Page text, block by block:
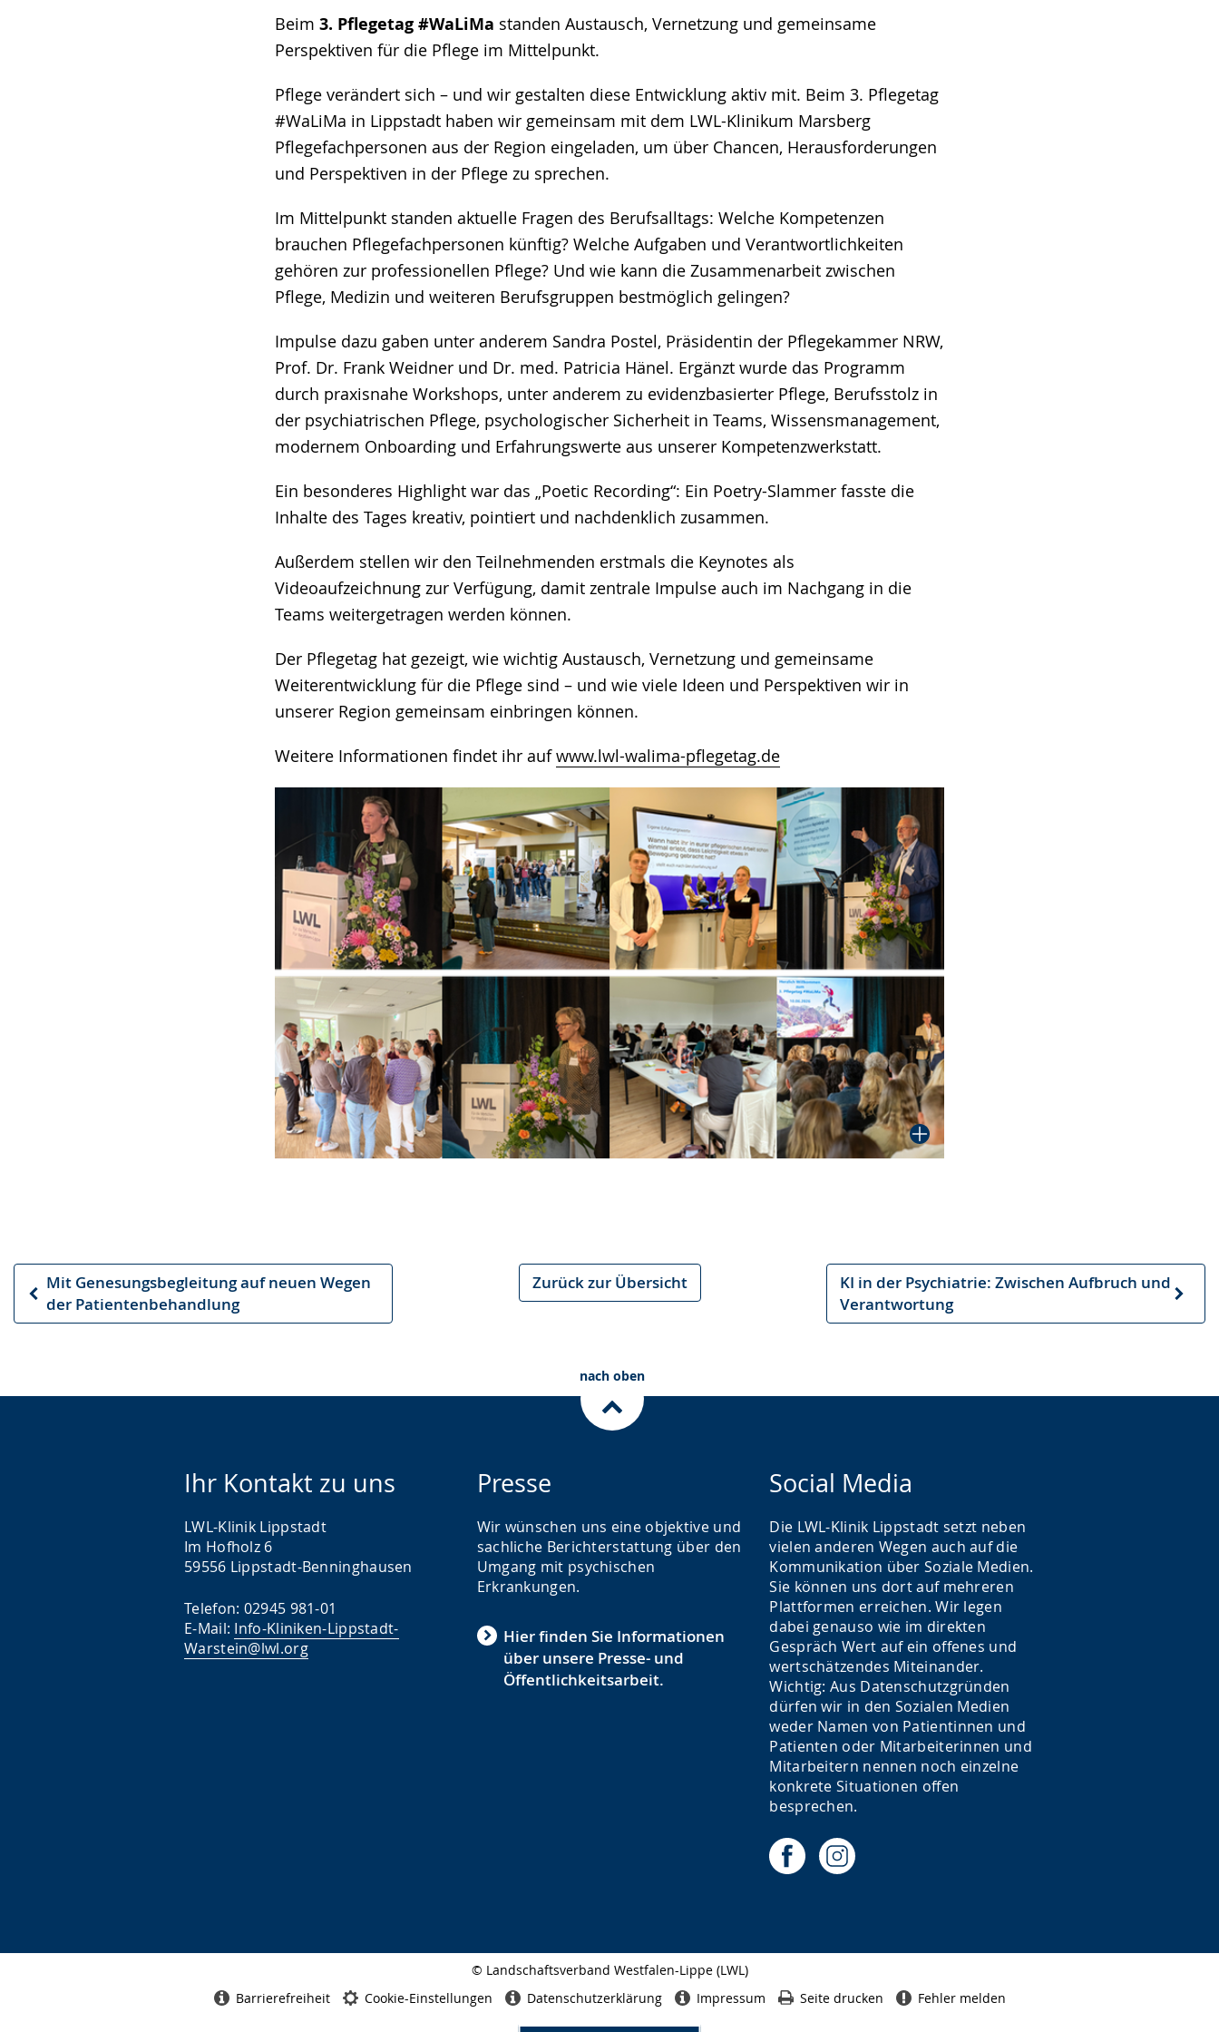
Beim 3. Pflegetag #WaLiMa standen Austausch, Vernetzung und gemeinsame
Perspektiven für die Pflege im Mittelpunkt.
Pflege verändert sich – und wir gestalten diese Entwicklung aktiv mit. Beim 3. Pflegetag
#WaLiMa in Lippstadt haben wir gemeinsam mit dem LWL-Klinikum Marsberg
Pflegefachpersonen aus der Region eingeladen, um über Chancen, Herausforderungen
und Perspektiven in der Pflege zu sprechen.
Im Mittelpunkt standen aktuelle Fragen des Berufsalltags: Welche Kompetenzen
brauchen Pflegefachpersonen künftig? Welche Aufgaben und Verantwortlichkeiten
gehören zur professionellen Pflege? Und wie kann die Zusammenarbeit zwischen
Pflege, Medizin und weiteren Berufsgruppen bestmöglich gelingen?
Impulse dazu gaben unter anderem Sandra Postel, Präsidentin der Pflegekammer NRW,
Prof. Dr. Frank Weidner und Dr. med. Patricia Hänel. Ergänzt wurde das Programm
durch praxisnahe Workshops, unter anderem zu evidenzbasierter Pflege, Berufsstolz in
der psychiatrischen Pflege, psychologischer Sicherheit in Teams, Wissensmanagement,
modernem Onboarding und Erfahrungswerte aus unserer Kompetenzwerkstatt.
Ein besonderes Highlight war das „Poetic Recording“: Ein Poetry-Slammer fasste die
Inhalte des Tages kreativ, pointiert und nachdenklich zusammen.
Außerdem stellen wir den Teilnehmenden erstmals die Keynotes als
Videoaufzeichnung zur Verfügung, damit zentrale Impulse auch im Nachgang in die
Teams weitergetragen werden können.
Der Pflegetag hat gezeigt, wie wichtig Austausch, Vernetzung und gemeinsame
Weiterentwicklung für die Pflege sind – und wie viele Ideen und Perspektiven wir in
unserer Region gemeinsam einbringen können.
Weitere Informationen findet ihr aufwww.lwl-walima-pflegetag.de
Vorheriger
Artikel
Mit Genesungsbegleitung auf neuen Wegen
der Patientenbehandlung
Zurück zur Übersicht
KI in der Psychiatrie: Zwischen Aufbruch und
Verantwortung
Nächster
Artikel
nach oben
Ihr Kontakt zu uns
LWL-Klinik Lippstadt
Im Hofholz 6
59556 Lippstadt-Benninghausen
Telefon: 02945 981-01
E-Mail: Info-Kliniken-Lippstadt-
Warstein@lwl.org
Presse
Wir wünschen uns eine objektive und
sachliche Berichterstattung über den
Umgang mit psychischen
Erkrankungen.
Hier finden Sie Informationen
über unsere Presse- und
Öffentlichkeitsarbeit.
Social Media
Die LWL-Klinik Lippstadt setzt neben
vielen anderen Wegen auch auf die
Kommunikation über Soziale Medien.
Sie können uns dort auf mehreren
Plattformen erreichen. Wir legen
dabei genauso wie im direkten
Gespräch Wert auf ein offenes und
wertschätzendes Miteinander.
Wichtig: Aus Datenschutzgründen
dürfen wir in den Sozialen Medien
weder Namen von Patientinnen und
Patienten oder Mitarbeiterinnen und
Mitarbeitern nennen noch einzelne
konkrete Situationen offen
besprechen.
© Landschaftsverband Westfalen-Lippe (LWL)
Barrierefreiheit Cookie-Einstellungen Datenschutzerklärung Impressum Seite drucken Fehler melden